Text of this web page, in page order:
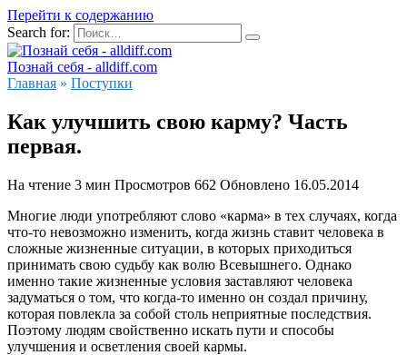
Перейти к содержанию
Search for:
Познай себя - alldiff.com
Главная » Поступки
Как улучшить свою карму? Часть
первая.
На чтение 3 мин Просмотров 662 Обновлено 16.05.2014
Многие люди употребляют слово «карма» в тех случаях, когда
что-то невозможно изменить, когда жизнь ставит человека в
сложные жизненные ситуации, в которых приходиться
принимать свою судьбу как волю Всевышнего. Однако
именно такие жизненные условия заставляют человека
задуматься о том, что когда-то именно он создал причину,
которая повлекла за собой столь неприятные последствия.
Поэтому людям свойственно искать пути и способы
улучшения и осветления своей кармы.